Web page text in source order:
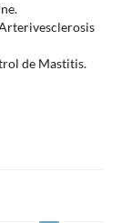
de Mastitis.